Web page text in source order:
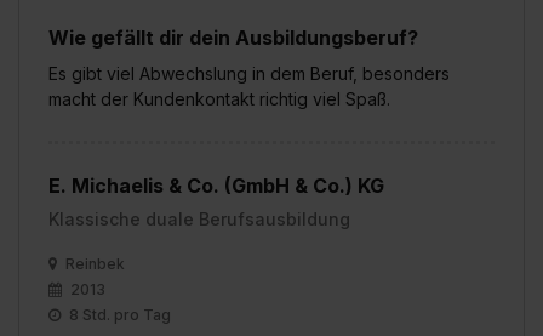
Wie gefällt dir dein Ausbildungsberuf?
Es gibt viel Abwechslung in dem Beruf, besonders
macht der Kundenkontakt richtig viel Spaß.
E. Michaelis & Co. (GmbH & Co.) KG
Klassische duale Berufsausbildung
Reinbek
2013
8 Std. pro Tag